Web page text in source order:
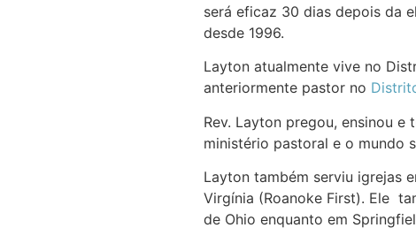
será eficaz 30 dias depois da
desde 1996.
Layton atualmente vive no
anteriormente pastor no
Rev. Layton pregou, ensinou e
ministério pastoral e o mundo
Layton também serviu igrejas
Virgínia (Roanoke First). Ele
de Ohio enquanto em